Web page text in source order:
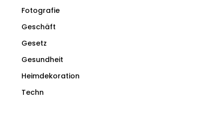
Fotografie
Geschäft
Gesetz
Gesundheit
Heimdekoration
Techn